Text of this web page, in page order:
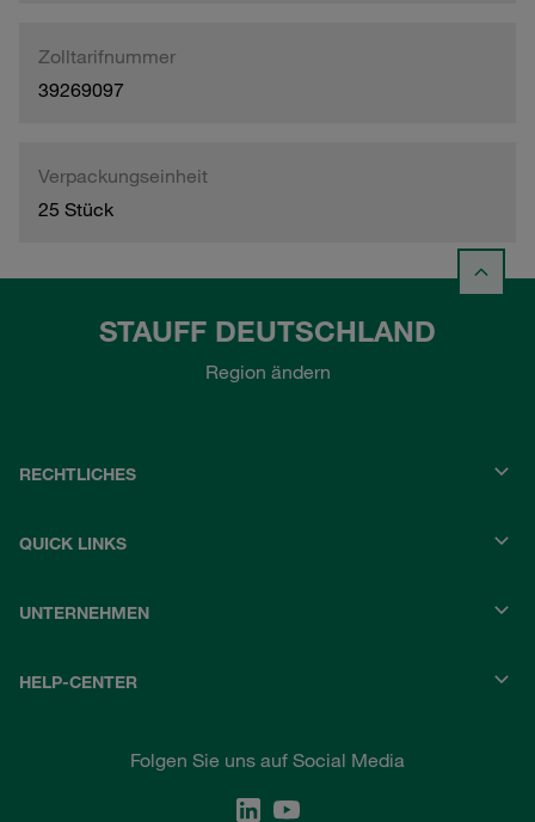
Zolltarifnummer
39269097
Verpackungseinheit
25 Stück
STAUFF DEUTSCHLAND
Region ändern
RECHTLICHES
QUICK LINKS
UNTERNEHMEN
HELP-CENTER
Folgen Sie uns auf Social Media